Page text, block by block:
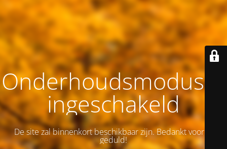
Onderhoudsmodus is
ingeschakeld
De site zal binnenkort beschikbaar zijn. Bedankt voor je
geduld!